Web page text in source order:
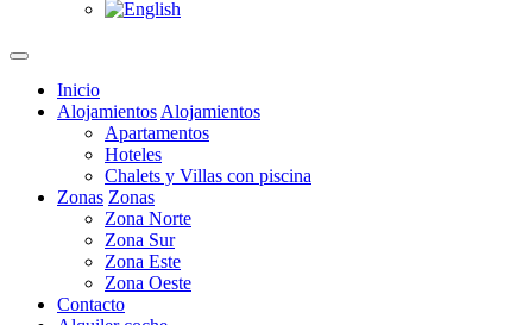
Inicio
Alojamientos Alojamientos
Apartamentos
Hoteles
Chalets y Villas con piscina
Zonas Zonas
Zona Norte
Zona Sur
Zona Este
Zona Oeste
Contacto